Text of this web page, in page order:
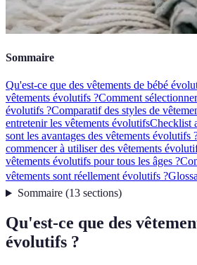
Sommaire
Qu'est-ce que des vêtements de bébé
vêtements évolutifs ?Comment
évolutifs ?Comparatif des styles de
entretenir les vêtements évolutifsChecklist
sont les avantages des vêtements évolutifs
commencer à utiliser des vêtements
vêtements évolutifs pour tous les âges ?
vêtements sont réellement évolutifs ?
Sommaire(13 sections)
Qu'est-ce que des
évolutifs ?